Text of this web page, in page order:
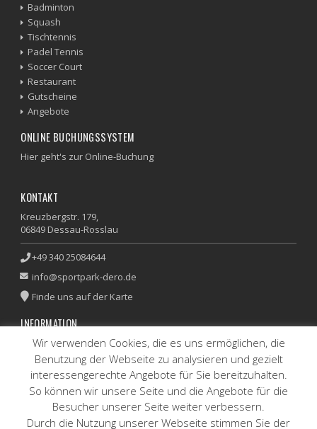
Badminton
Squash
Tischtennis
Padel Tennis
Soccer Court
Restaurant
Gutscheine
Angebote
ONLINE BUCHUNGSSYSTEM
Hier geht's zur Online-Buchung
KONTAKT
Kreuzbergstr. 179,
06849 Dessau-Rosslau
+49 340 25084644
info@sportpark-dero.de
Finde uns auf der Karte
INFORMATION
Impressum|Datenschutz
SPORTPARK SPORTSHOP
Artikel und Besaitungsservice auf Anfrage
Wir verwenden Cookies, die es uns ermöglichen, die
Benutzung der Webseite zu analysieren und gezielt
interessengerechte Angebote für Sie bereitzuhalten.
So können wir unsere Seite und die Angebote für die
Besucher unserer Seite weiter verbessern.
Durch die Nutzung unserer Webseite stimmen Sie der